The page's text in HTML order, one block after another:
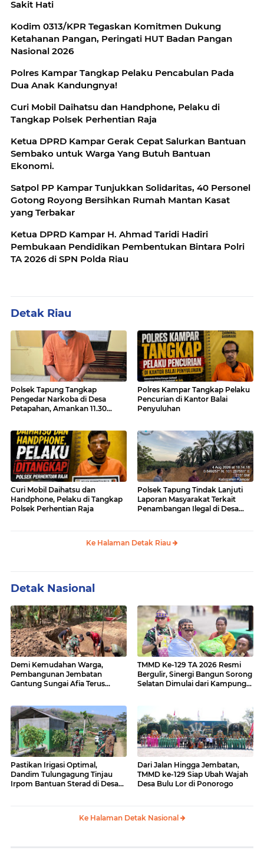
Sakit Hati
Kodim 0313/KPR Tegaskan Komitmen Dukung
Ketahanan Pangan, Peringati HUT Badan Pangan
Nasional 2026
Polres Kampar Tangkap Pelaku Pencabulan Pada
Dua Anak Kandungnya!
Curi Mobil Daihatsu dan Handphone, Pelaku di
Tangkap Polsek Perhentian Raja
Ketua DPRD Kampar Gerak Cepat Salurkan Bantuan
Sembako untuk Warga Yang Butuh Bantuan
Ekonomi.
Satpol PP Kampar Tunjukkan Solidaritas, 40 Personel
Gotong Royong Bersihkan Rumah Mantan Kasat
yang Terbakar
Ketua DPRD Kampar H. Ahmad Taridi Hadiri
Pembukaan Pendidikan Pembentukan Bintara Polri
TA 2026 di SPN Polda Riau
Detak Riau
Polsek Tapung Tangkap
Pengedar Narkoba di Desa
Petapahan, Amankan 11.30
Polres Kampar Tangkap Pelaku
Pencurian di Kantor Balai
Penyuluhan
Curi Mobil Daihatsu dan
Handphone, Pelaku di Tangkap
Polsek Perhentian Raja
Polsek Tapung Tindak Lanjuti
Laporan Masyarakat Terkait
Penambangan Ilegal di Desa
Ke Halaman Detak Riau
Detak Nasional
Demi Kemudahan Warga,
Pembangunan Jembatan
Gantung Sungai Afia Terus
TMMD Ke-129 TA 2026 Resmi
Bergulir, Sinergi Bangun Sorong
Selatan Dimulai dari Kampung
Pastikan Irigasi Optimal,
Dandim Tulungagung Tinjau
Irpom Bantuan Sterad di Desa
Dari Jalan Hingga Jembatan,
TMMD ke-129 Siap Ubah Wajah
Desa Bulu Lor di Ponorogo
Ke Halaman Detak Nasional